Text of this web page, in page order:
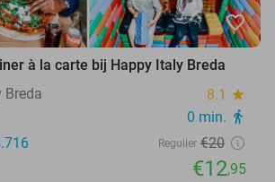
favorite_border
à la carte bij Happy Italy Breda
Breda
8.1 star
0 min. directions_walk
Regulier €20
€12,95